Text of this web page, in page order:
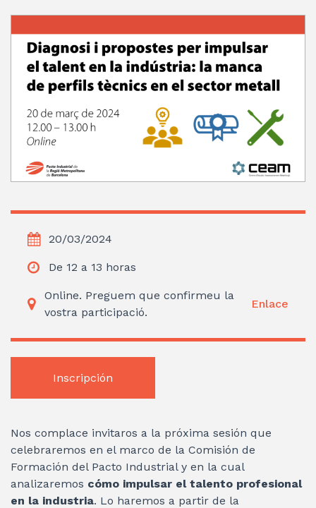
20/03/2024
De 12 a 13 horas
Online. Preguem que confirmeu la
vostra participació.
Enlace
Inscripción
Nos complace invitaros a la próxima sesión que
celebraremos en el marco de la Comisión de
Formación del Pacto Industrial y en la cual
analizaremos cómo impulsar el talento profesional
en la industria. Lo haremos a partir de la